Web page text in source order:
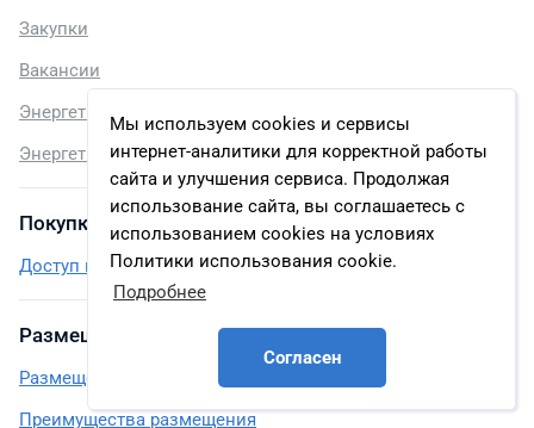
Мы используем cookies и сервисы
интернет-аналитики для корректной работы
сайта и улучшения сервиса. Продолжая
использование сайта, вы соглашаетесь с
использованием cookies на условиях
Политики использования cookie.
Подробнее
Согласен
Закупки
Вакансии
Энергетика регионов России
Энергетика стран мира
Покупка доступа
Доступ к закупкам и объектам – тарифы
Размещение и реклама
Размещение компании — тарифы
Преимущества размещения